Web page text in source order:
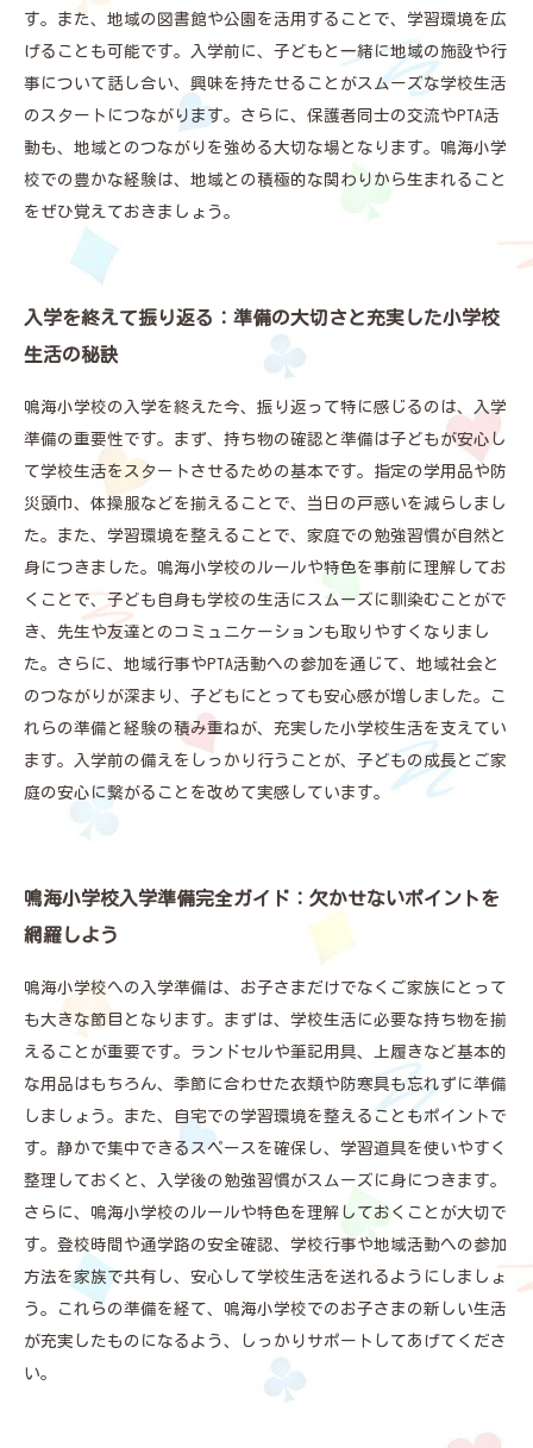
す。また、地域の図書館や公園を活用することで、学習環境を広
げることも可能です。入学前に、子どもと一緒に地域の施設や行
事について話し合い、興味を持たせることがスムーズな学校生活
のスタートにつながります。さらに、保護者同士の交流やPTA活
動も、地域とのつながりを強める大切な場となります。鳴海小学
校での豊かな経験は、地域との積極的な関わりから生まれること
をぜひ覚えておきましょう。
入学を終えて振り返る：準備の大切さと充実した小学校
生活の秘訣
鳴海小学校の入学を終えた今、振り返って特に感じるのは、入学
準備の重要性です。まず、持ち物の確認と準備は子どもが安心し
て学校生活をスタートさせるための基本です。指定の学用品や防
災頭巾、体操服などを揃えることで、当日の戸惑いを減らしまし
た。また、学習環境を整えることで、家庭での勉強習慣が自然と
身につきました。鳴海小学校のルールや特色を事前に理解してお
くことで、子ども自身も学校の生活にスムーズに馴染むことがで
き、先生や友達とのコミュニケーションも取りやすくなりまし
た。さらに、地域行事やPTA活動への参加を通じて、地域社会と
のつながりが深まり、子どもにとっても安心感が増しました。こ
れらの準備と経験の積み重ねが、充実した小学校生活を支えてい
ます。入学前の備えをしっかり行うことが、子どもの成長とご家
庭の安心に繋がることを改めて実感しています。
鳴海小学校入学準備完全ガイド：欠かせないポイントを
網羅しよう
鳴海小学校への入学準備は、お子さまだけでなくご家族にとって
も大きな節目となります。まずは、学校生活に必要な持ち物を揃
えることが重要です。ランドセルや筆記用具、上履きなど基本的
な用品はもちろん、季節に合わせた衣類や防寒具も忘れずに準備
しましょう。また、自宅での学習環境を整えることもポイントで
す。静かで集中できるスペースを確保し、学習道具を使いやすく
整理しておくと、入学後の勉強習慣がスムーズに身につきます。
さらに、鳴海小学校のルールや特色を理解しておくことが大切で
す。登校時間や通学路の安全確認、学校行事や地域活動への参加
方法を家族で共有し、安心して学校生活を送れるようにしましょ
う。これらの準備を経て、鳴海小学校でのお子さまの新しい生活
が充実したものになるよう、しっかりサポートしてあげてくださ
い。